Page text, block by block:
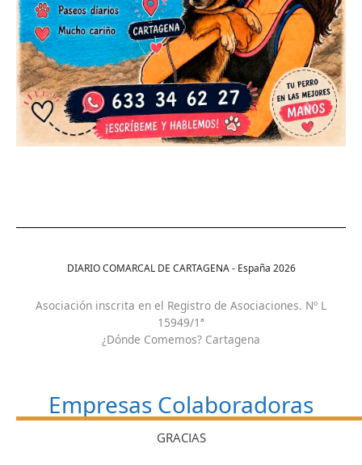
DIARIO COMARCAL DE CARTAGENA - España 2026
Asociación inscrita en el Registro de Asociaciones. Nº L
15949/1ª
¿Dónde Comemos? Cartagena
Empresas Colaboradoras
GRACIAS